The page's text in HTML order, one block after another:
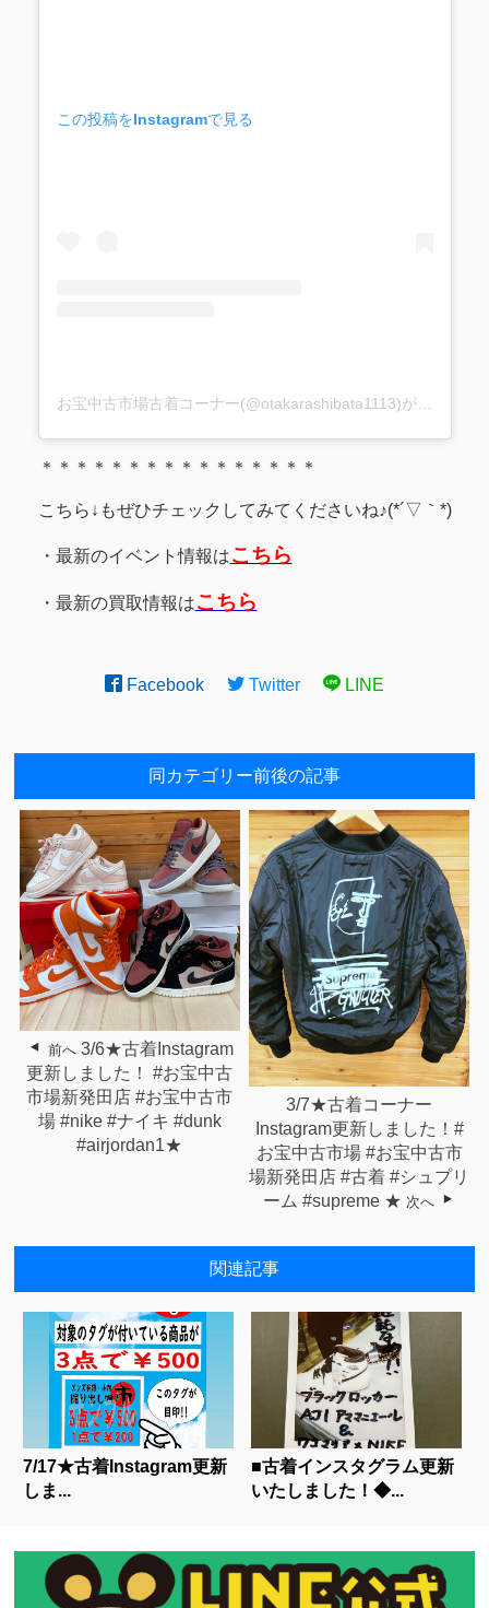
この投稿をInstagramで見る
お宝中古市場古着コーナー(@otakarashibata1113)がシェアした投稿
＊＊＊＊＊＊＊＊＊＊＊＊＊＊＊＊
こちら↓もぜひチェックしてみてくださいね♪(*´▽｀*)
・最新のイベント情報はこちら
・最新の買取情報はこちら
Facebook Twitter LINE
同カテゴリー前後の記事
前へ 3/6★古着Instagram
更新しました！ #お宝中古
市場新発田店 #お宝中古市
場 #nike #ナイキ #dunk
#airjordan1★
3/7★古着コーナー
Instagram更新しました！#
お宝中古市場 #お宝中古市
場新発田店 #古着 #シュプリ
ーム #supreme ★ 次へ
関連記事
7/17★古着Instagram更新
しま...
■古着インスタグラム更新
いたしました！◆...